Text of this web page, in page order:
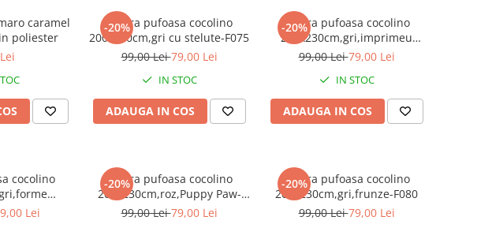
caramel
poliester
-20%
Patura pufoasa cocolino
200x230cm,gri cu stelute-F075
99,00 Lei79,00 Lei
IN STOC
ADAUGA IN COS
-20%
Patura pufoasa cocolino
200x230cm,gri,imprimeu
oriental-F076
99,00 Lei79,00 Lei
IN STOC
ADAUGA IN COS
cocolino
F078
Lei
-20%
Patura pufoasa cocolino
200x230cm,roz,Puppy Paw-
F079
99,00 Lei79,00 Lei
-20%
Patura pufoasa cocolino
200x230cm,gri,frunze-F080
99,00 Lei79,00 Lei